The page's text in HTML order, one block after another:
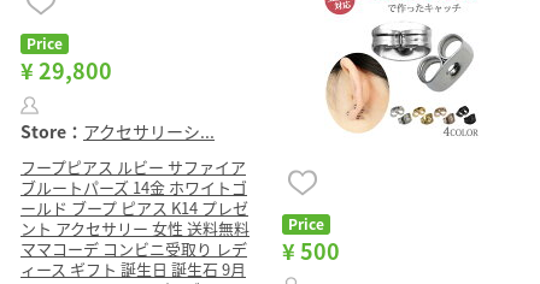
Price
¥ 29,800
Store： アクセサリーシ...
フープピアス ルビー サファイア
ブルートパーズ 14金 ホワイトゴ
ールド ブープ ピアス K14 プレゼ
ント アクセサリー 女性 送料無料
ママコーデ コンビニ受取り レデ
ィース ギフト 誕生日 誕生石 9月
Price
¥ 500